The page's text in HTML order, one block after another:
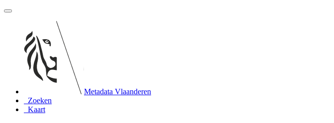
Metadata Vlaanderen
Zoeken
Kaart